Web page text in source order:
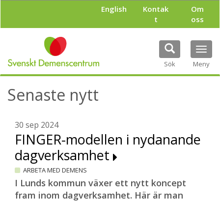
l
English
Kontak
t
Om
oss
Sök Meny
Senaste nytt
30 sep 2024
FINGER-modellen i nydanande
dagverksamhet
ARBETA MED DEMENS
I Lunds kommun växer ett nytt koncept
fram inom dagverksamhet. Här är man